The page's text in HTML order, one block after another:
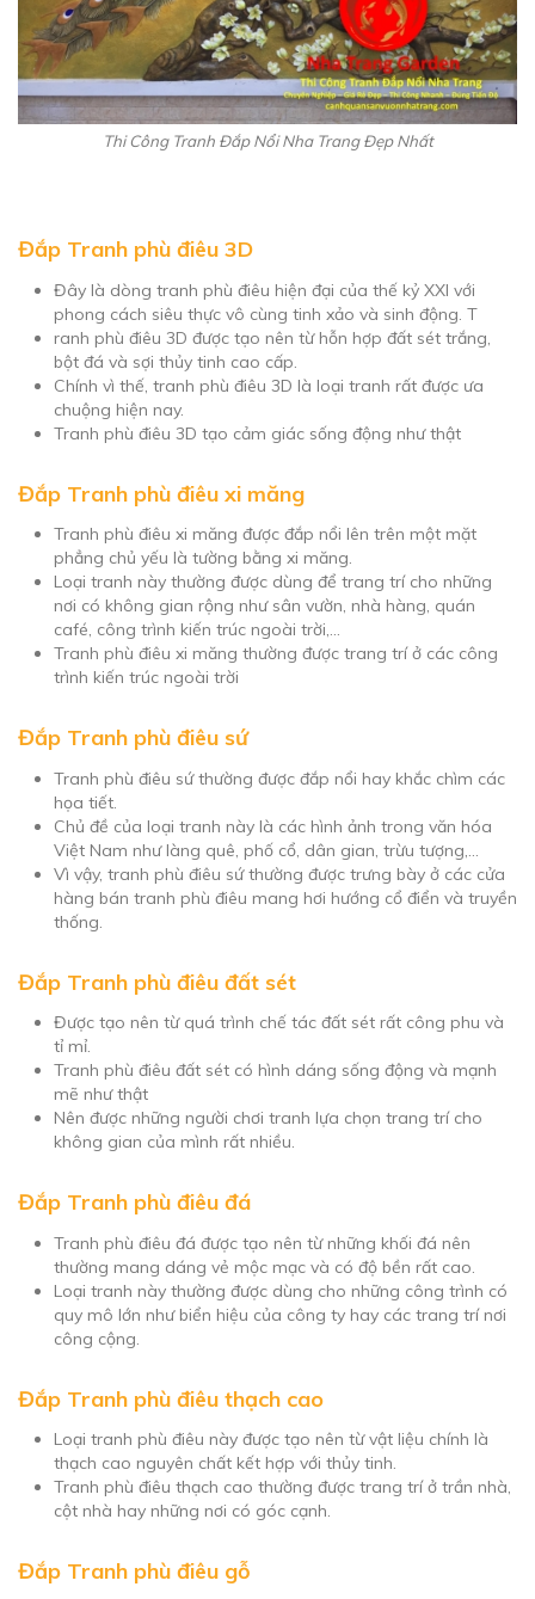
Thi Công Tranh Đắp Nổi Nha Trang Đẹp Nhất
Đắp Tranh phù điêu 3D
Đây là dòng tranh phù điêu hiện đại của thế kỷ XXI với
phong cách siêu thực vô cùng tinh xảo và sinh động. T
ranh phù điêu 3D được tạo nên từ hỗn hợp đất sét trắng,
bột đá và sợi thủy tinh cao cấp.
Chính vì thế, tranh phù điêu 3D là loại tranh rất được ưa
chuộng hiện nay.
Tranh phù điêu 3D tạo cảm giác sống động như thật
Đắp Tranh phù điêu xi măng
Tranh phù điêu xi măng được đắp nổi lên trên một mặt
phẳng chủ yếu là tường bằng xi măng.
Loại tranh này thường được dùng để trang trí cho những
nơi có không gian rộng như sân vườn, nhà hàng, quán
café, công trình kiến trúc ngoài trời,…
Tranh phù điêu xi măng thường được trang trí ở các công
trình kiến trúc ngoài trời
Đắp Tranh phù điêu sứ
Tranh phù điêu sứ thường được đắp nổi hay khắc chìm các
họa tiết.
Chủ đề của loại tranh này là các hình ảnh trong văn hóa
Việt Nam như làng quê, phố cổ, dân gian, trừu tượng,…
Vì vậy, tranh phù điêu sứ thường được trưng bày ở các cửa
hàng bán tranh phù điêu mang hơi hướng cổ điển và truyền
thống.
Đắp Tranh phù điêu đất sét
Được tạo nên từ quá trình chế tác đất sét rất công phu và
tỉ mỉ.
Tranh phù điêu đất sét có hình dáng sống động và mạnh
mẽ như thật
Nên được những người chơi tranh lựa chọn trang trí cho
không gian của mình rất nhiều.
Đắp Tranh phù điêu đá
Tranh phù điêu đá được tạo nên từ những khối đá nên
thường mang dáng vẻ mộc mạc và có độ bền rất cao.
Loại tranh này thường được dùng cho những công trình có
quy mô lớn như biển hiệu của công ty hay các trang trí nơi
công cộng.
Đắp Tranh phù điêu thạch cao
Loại tranh phù điêu này được tạo nên từ vật liệu chính là
thạch cao nguyên chất kết hợp với thủy tinh.
Tranh phù điêu thạch cao thường được trang trí ở trần nhà,
cột nhà hay những nơi có góc cạnh.
Đắp Tranh phù điêu gỗ